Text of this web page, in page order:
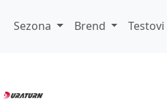
Sezona Brend Testovi